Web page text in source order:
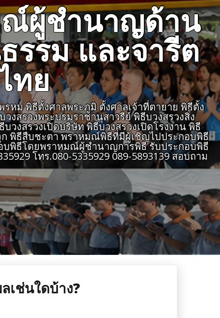
ผู้ชำนาญด้าน
รม และจารีต
ทย
หม พิธีตั้งศาลพระภูมิ ตั้งศาลเจ้าที่ตายาย พิธีตั้ง
งสรวงพระบรมราชานุสาวรีย์ พิธีบวงสรวงสิ่ง
งสรวงเปิดบริษัท พิธีบวงสรวงเปิดโรงงาน พิธี
พิธีสืบชะตา พราหมณ์พิธีที่มีผู้เชิญไปประกอบพิธี
พิธีโดยพราหมณ์ผู้ชำนาญการพิธี รับประกอบพิธี
โทร.080-5335929 089-5893139 สอบถาม
เช่นใดบ้าง?